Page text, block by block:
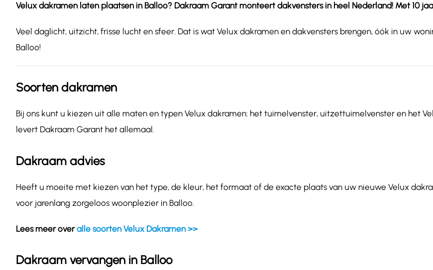
Velux dakramen laten plaatsen in Balloo? Dakraam Garant monteert dakvensters in heel Nederland! Met 10
Veel daglicht, uitzicht, frisse lucht en sfeer. Dat is wat Velux dakramen en dakvensters brengen, óók in uw
Balloo!
Soorten dakramen
Bij ons kunt u kiezen uit alle maten en typen Velux dakramen: het tuimelvenster, uitzettuimelvenster en het
levert Dakraam Garant het allemaal.
Dakraam advies
Heeft u moeite met kiezen van het type, de kleur, het formaat of de exacte plaats van uw nieuwe Velux
voor jarenlang zorgeloos woonplezier in Balloo.
Lees meer overalle soorten Velux Dakramen >>
Dakraam vervangen in Balloo